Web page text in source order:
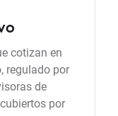
cotizan en
regulado por
de
por